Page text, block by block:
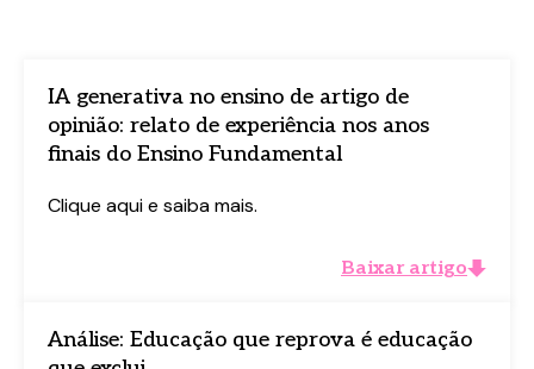
acesso ao conteúdo logo em seguida.
acesso ao conteúdo logo em seguida.
IA generativa no ensino de artigo de
opinião: relato de experiência nos anos
finais do Ensino Fundamental
Clique aqui e saiba mais.
Baixar artigo
Análise: Educação que reprova é educação